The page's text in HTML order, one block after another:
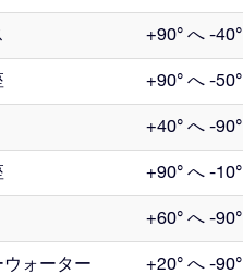
+90° へ -40°
+90° へ -50°
+40° へ -90°
+90° へ -10°
+60° へ -90°
ォーター +20° へ -90°